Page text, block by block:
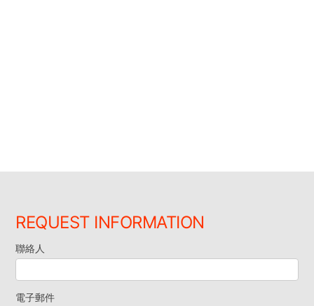
REQUEST INFORMATION
索
取
聯絡人
電子郵件